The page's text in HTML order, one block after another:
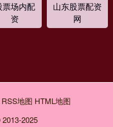
票场内配
资
山东股票配资
网
RSS地图 HTML地图
2025